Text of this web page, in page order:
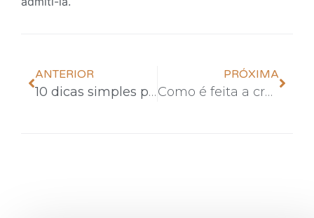
ANTERIOR
10 dicas simples para ter uma vida mais saudável
PRÓXIMA
Como é feita a cremação de animais e quais as vantagens da prática?